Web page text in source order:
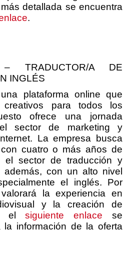
detallada se encuentra
.
– TRADUCTOR/A DE
INGLÉS
plataforma online que
creativos para todos los
ofrece una jornada
sector de marketing y
La empresa busca
cuatro o más años de
el sector de traducción y
además, con un alto nivel
el inglés. Por
la experiencia en
y la creación de
elsiguiente enlace se
la información de la oferta